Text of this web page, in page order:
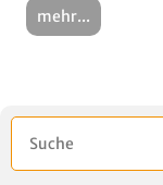
mehr...